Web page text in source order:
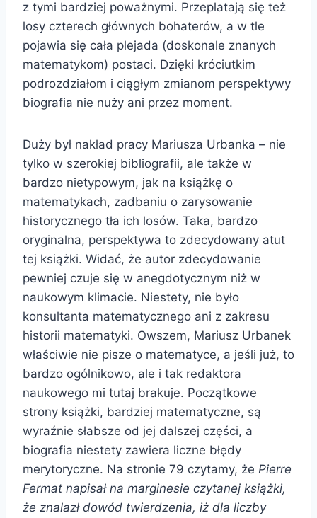
z tymi bardziej poważnymi. Przeplatają się też
losy czterech głównych bohaterów, a w tle
pojawia się cała plejada (doskonale znanych
matematykom) postaci. Dzięki króciutkim
podrozdziałom i ciągłym zmianom perspektywy
biografia nie nuży ani przez moment.
Duży był nakład pracy Mariusza Urbanka – nie
tylko w szerokiej bibliografii, ale także w
bardzo nietypowym, jak na książkę o
matematykach, zadbaniu o zarysowanie
historycznego tła ich losów. Taka, bardzo
oryginalna, perspektywa to zdecydowany atut
tej książki. Widać, że autor zdecydowanie
pewniej czuje się w anegdotycznym niż w
naukowym klimacie. Niestety, nie było
konsultanta matematycznego ani z zakresu
historii matematyki. Owszem, Mariusz Urbanek
właściwie nie pisze o matematyce, a jeśli już, to
bardzo ogólnikowo, ale i tak redaktora
naukowego mi tutaj brakuje. Początkowe
strony książki, bardziej matematyczne, są
wyraźnie słabsze od jej dalszej części, a
biografia niestety zawiera liczne błędy
merytoryczne. Na stronie 79 czytamy, że Pierre
Fermat napisał na marginesie czytanej książki,
że znalazł dowód twierdzenia, iż dla liczby